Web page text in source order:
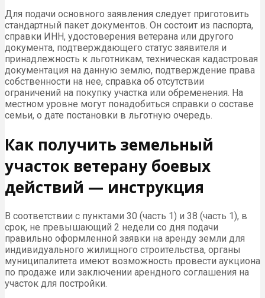
Для подачи основного заявления следует приготовить
стандартный пакет документов. Он состоит из паспорта,
справки ИНН, удостоверения ветерана или другого
документа, подтверждающего статус заявителя и
принадлежность к льготникам, техническая кадастровая
документация на данную землю, подтверждение права
собственности на нее, справка об отсутствии
ограничений на покупку участка или обременения. На
местном уровне могут понадобиться справки о составе
семьи, о дате постановки в льготную очередь.
Как получить земельный
участок ветерану боевых
действий — инструкция
В соответствии с пунктами 30 (часть 1) и 38 (часть 1), в
срок, не превышающий 2 недели со дня подачи
правильно оформленной заявки на аренду земли для
индивидуального жилищного строительства, органы
муниципалитета имеют возможность провести аукциона
по продаже или заключении арендного соглашения на
участок для постройки.